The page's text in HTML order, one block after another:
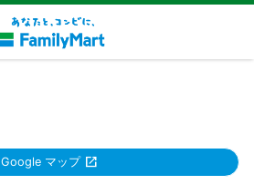
Google マップ